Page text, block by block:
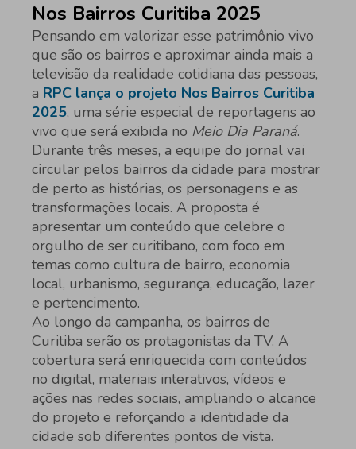
Nos Bairros Curitiba 2025
Pensando em valorizar esse patrimônio vivo
que são os bairros e aproximar ainda mais a
televisão da realidade cotidiana das pessoas,
a RPC lança o projeto Nos Bairros Curitiba
2025, uma série especial de reportagens ao
vivo que será exibida no Meio Dia Paraná.
Durante três meses, a equipe do jornal vai
circular pelos bairros da cidade para mostrar
de perto as histórias, os personagens e as
transformações locais. A proposta é
apresentar um conteúdo que celebre o
orgulho de ser curitibano, com foco em
temas como cultura de bairro, economia
local, urbanismo, segurança, educação, lazer
e pertencimento.
Ao longo da campanha, os bairros de
Curitiba serão os protagonistas da TV. A
cobertura será enriquecida com conteúdos
no digital, materiais interativos, vídeos e
ações nas redes sociais, ampliando o alcance
do projeto e reforçando a identidade da
cidade sob diferentes pontos de vista.